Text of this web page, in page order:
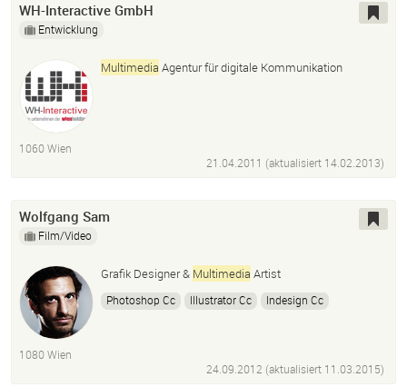
WH-Interactive GmbH
Entwicklung
Multimedia Agentur für digitale Kommunikation
1060 Wien
21.04.2011 (aktualisiert 14.02.2013)
Wolfgang Sam
Film/Video
Grafik Designer & Multimedia Artist
Photoshop Cc Illustrator Cc
Indesign Cc
Maxon Cinema 4D R.16
HTML CSS
1080 Wien
24.09.2012 (aktualisiert 11.03.2015)